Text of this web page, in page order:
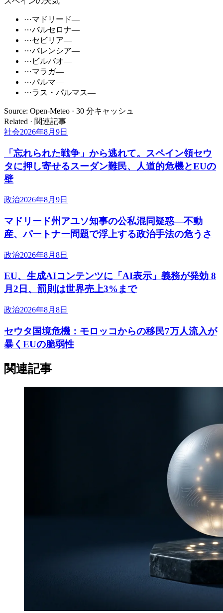
⋯マドリード—
⋯バルセロナ—
⋯セビリア—
⋯バレンシア—
⋯ ビルバオ—
⋯マラガ—
⋯パルマ—
⋯ラス・パルマス—
Source: Open-Meteo · 30 分キャッシュ
Related · 関連記事
社会2026年8月9日
「忘れられた戦争」から逃れて。スペイン領セウ
タに押し寄せるスーダン難民、人道的危機とEUの
壁
政治2026年8月9日
マドリード州アユソ知事の公私混同疑惑―不動
産、パートナー問題で浮上する政治手法の危うさ
政治2026年8月8日
EU、生成AIコンテンツに「AI表示」義務が発効 8
月2日、罰則は世界売上3%まで
政治2026年8月8日
セウタ国境危機：モロッコからの移民7万人流入が
暴くEUの脆弱性
関連記事